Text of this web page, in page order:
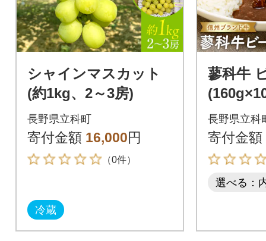
シャインマスカット
(約1kg、2～3房)
長野県立科町
寄付金額 16,000円
（0件）
冷蔵
蓼科牛
長野県立科
寄付金額
選べる：